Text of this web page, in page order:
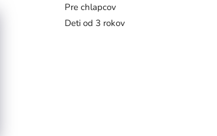
Pre chlapcov
Deti od 3 rokov